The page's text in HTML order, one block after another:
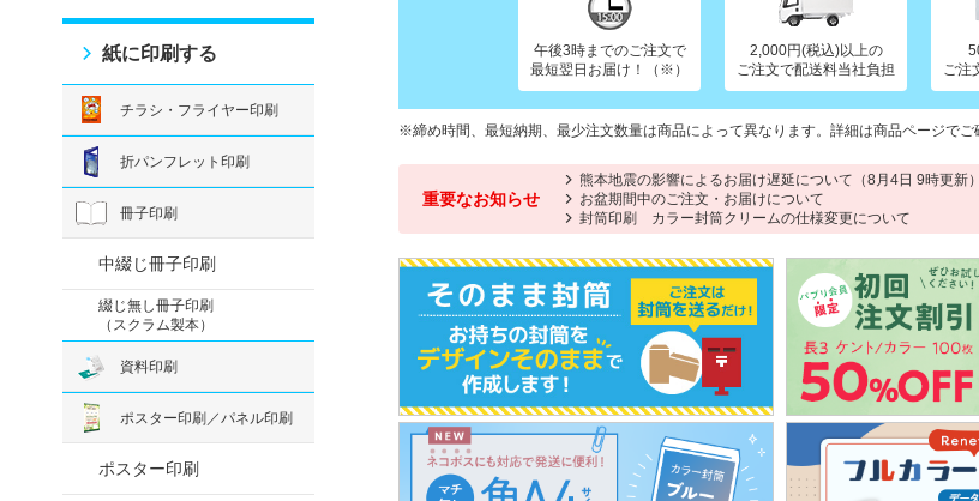
午後3時までのご注文で
最短翌日お届け！（※）
2,000円(税込)以上の
ご注文で配送料当社負担
ご注
締め時間、最短納期、最少注文数量は商品によって異なります。詳細は商品ページでご
重要なお知らせ
熊本地震の影響によるお届け遅延について（8月4日 9時更新）
お盆期間中のご注文・お届けについて
封筒印刷 カラー封筒クリームの仕様変更について
紙に印刷する
チラシ・フライヤー印刷
折パンフレット印刷
冊子印刷
中綴じ冊子印刷
綴じ無し冊子印刷
（スクラム製本）
資料印刷
ポスター印刷／パネル印刷
ポスター印刷